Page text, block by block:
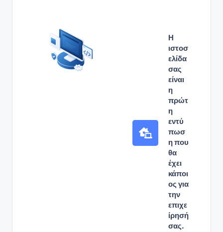
Η
ιστοσ
ελίδα
σας
είναι
η
πρώτ
η
εντύ
πωσ
η που
θα
έχει
κάποι
ος για
την
επιχε
ίρησή
σας.